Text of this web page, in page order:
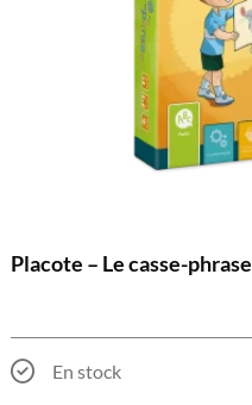
Placote – Le casse-phrase
En stock